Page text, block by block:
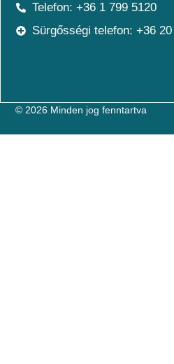
Telefon: +36 1 799 5120
Sürgősségi telefon: +36
© 2026 Minden jog fenntartva